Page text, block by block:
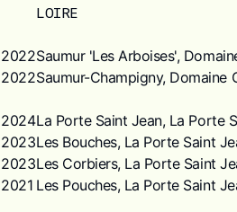
LOIRE
2022Saumur 'Les Arboises',
2022Saumur-Champigny, Domaine
2024La Porte Saint Jean, La Porte
2023Les Bouches, La Porte Saint
2023Les Corbiers, La Porte Saint
2021 Les Pouches, La Porte Saint